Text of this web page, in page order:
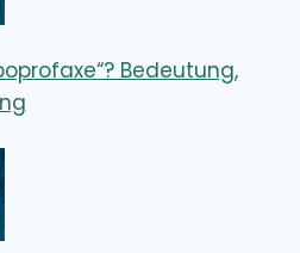
Bedeutung,